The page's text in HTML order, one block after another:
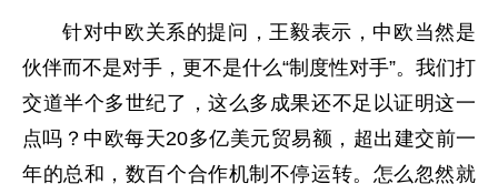
针对中欧关系的提问，王毅表示，中欧当然是
伙伴而不是对手，更不是什么“制度性对手”。我们打
交道半个多世纪了，这么多成果还不足以证明这一
点吗？中欧每天20多亿美元贸易额，超出建交前一
年的总和，数百个合作机制不停运转。怎么忽然就